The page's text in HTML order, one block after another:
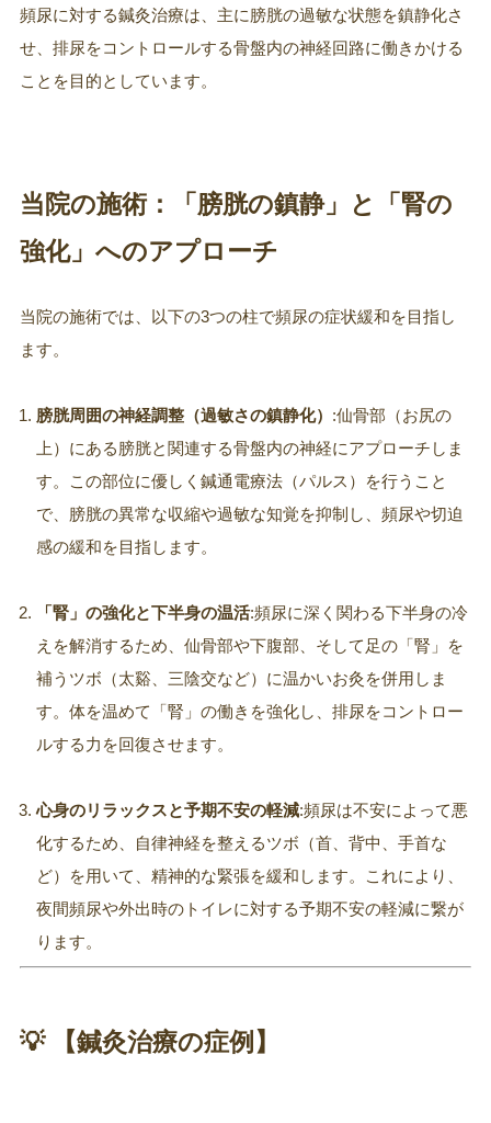
頻尿に対する鍼灸治療は、主に膀胱の過敏な状態を鎮静化さ
せ、排尿をコントロールする骨盤内の神経回路に働きかける
ことを目的としています。
当院の施術：「膀胱の鎮静」と「腎の
強化」へのアプローチ
当院の施術では、以下の3つの柱で頻尿の症状緩和を目指し
ます。
膀胱周囲の神経調整（過敏さの鎮静化） :仙骨部（お尻の
上）にある膀胱と関連する骨盤内の神経にアプローチしま
す。この部位に優しく鍼通電療法（パルス）を行うこと
で、膀胱の異常な収縮や過敏な知覚を抑制し、頻尿や切迫
感の緩和を目指します。
「腎」の強化と下半身の温活:頻尿に深く関わる下半身の冷
えを解消するため、仙骨部や下腹部、そして足の「腎」を
補うツボ（太谿、三陰交など）に温かいお灸を併用しま
す。体を温めて「腎」の働きを強化し、排尿をコントロー
ルする力を回復させます。
心身のリラックスと予期不安の軽減:頻尿は不安によって悪
化するため、自律神経を整えるツボ（首、背中、手首な
ど）を用いて、精神的な緊張を緩和します。これにより、
夜間頻尿や外出時のトイレに対する予期不安の軽減に繋が
ります。
💡 【鍼灸治療の症例】